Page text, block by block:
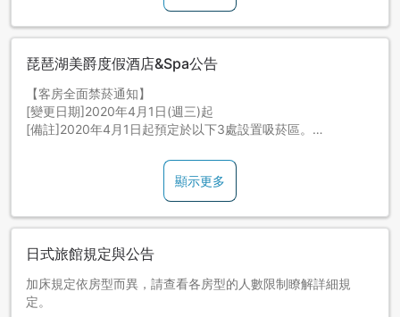
琵琶湖美爵度假酒店&Spa公告
【客房全面禁菸通知】
[變更日期]2020年4月1日(週三)起
[備註]2020年4月1日起預定於以下3處設置吸菸區。
・2樓 Royal大廳前吸菸處
※2020年2月18日(週二)前完成預約的客人，2020年4月1日(週
三)起仍可入住非禁菸客房。
※早餐提供自助餐。
為榻榻米空間的單獨面積。
櫃台無會說英語的工作人員時，會交給您館內介紹導覽。
顯示更多
日式旅館規定與公告
加床規定依房型而異，請查看各房型的人數限制瞭解詳細規
定。